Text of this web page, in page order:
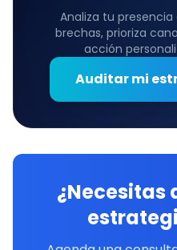
Analiza tu
brechas, prioriza
acción
Auditar mi
¿Necesitas